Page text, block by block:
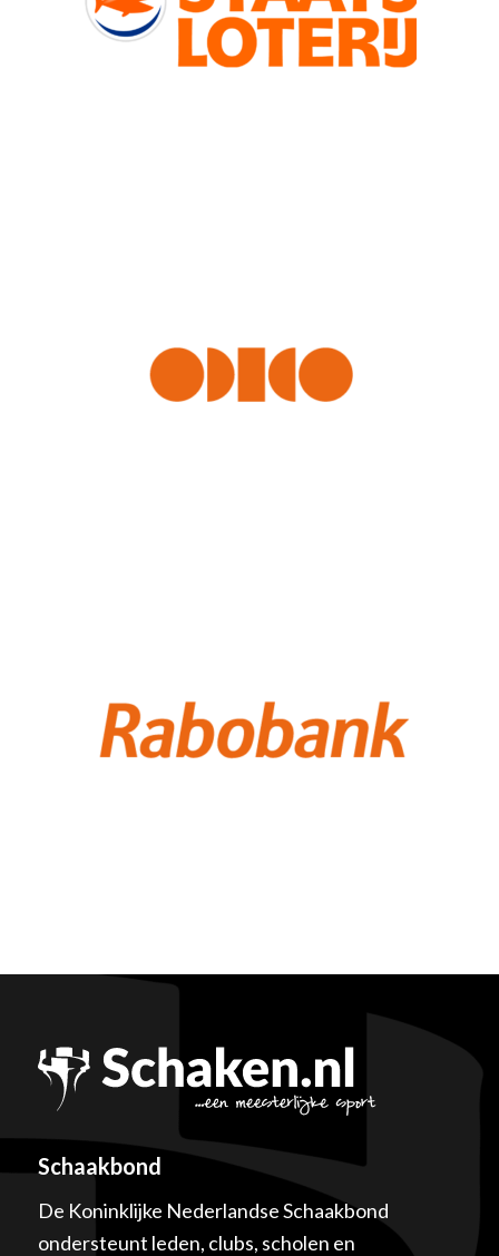
Schaakbond
De Koninklijke Nederlandse Schaakbond
ondersteunt leden, clubs, scholen en